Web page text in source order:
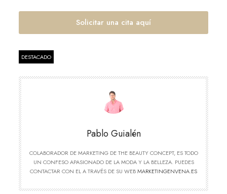
Solicitar una cita aquí
DESTACADO
Pablo Guialén
COLABORADOR DE MARKETING DE THE BEAUTY CONCEPT, ES TODO
UN CONFESO APASIONADO DE LA MODA Y LA BELLEZA. PUEDES
CONTACTAR CON EL A TRAVÉS DE SU WEBMARKETINGENVENA.ES